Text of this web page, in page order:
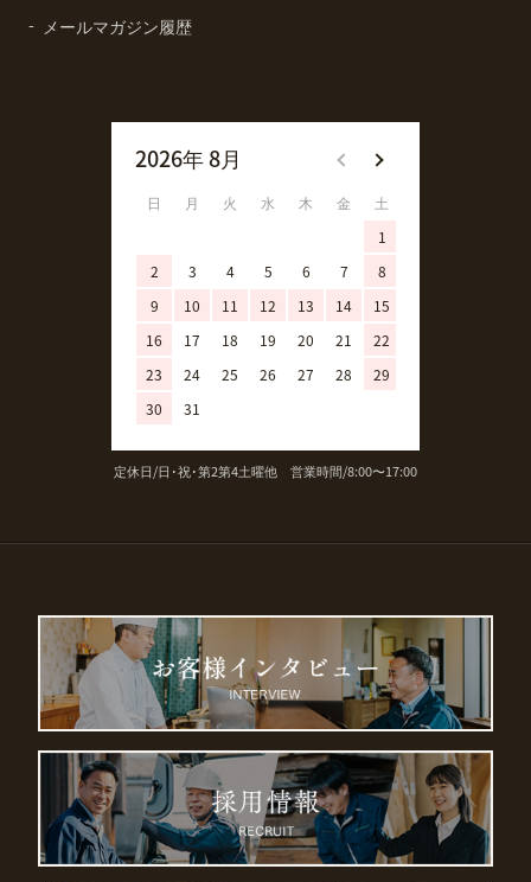
メールマガジン履歴
2026年 8月
日 月 火 水 木 金
土
1
2
3 4 5 6 7
8
9
10 11 12 13 14
15
16
17 18 19 20 21
22
23
24 25 26 27 28
29
30
31
定休日/日･祝･第2第4土曜他 営業時間/8:00〜17:00